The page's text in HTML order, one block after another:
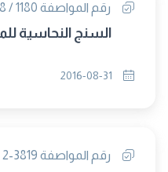
رقم المواصفة 1180 / 2008
السنج النحاسية
رقم المواصفة 3819-2 / 2002